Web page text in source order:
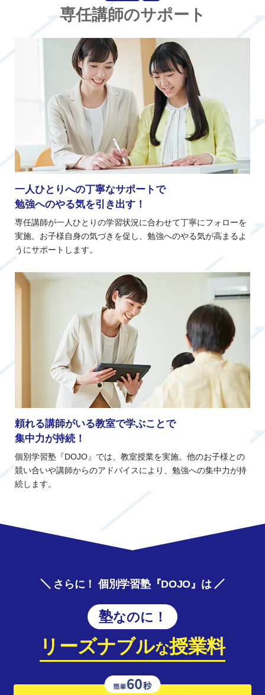
専任講師のサポート
一人ひとりへの丁寧なサポートで
勉強へのやる気を引き出す！
専任講師が一人ひとりの学習状況に合わせて丁寧にフォローを
実施。お子様自身の気づきを促し、勉強へのやる気が高まるよ
うにサポートします。
頼れる講師がいる教室で学ぶことで
集中力が持続！
個別学習塾『DOJO』では、教室授業を実施。他のお子様との
競い合いや講師からのアドバイスにより、勉強への集中力が持
続します。
さらに！ 個別学習塾『DOJO』は
塾なのに！
リーズナブルな授業料